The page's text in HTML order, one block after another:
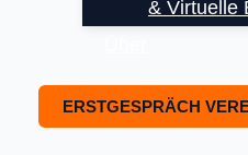
& Virtuelle
ERSTGESPRÄCH